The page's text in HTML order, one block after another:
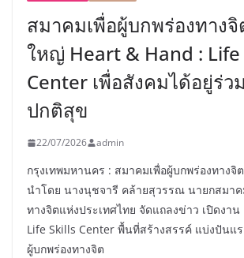
สมาคมเพื่อผู้บกพร่องทาง
ใหญ่ Heart & Hand : Life
Center เพื่อสังคมได้อยู่ร่ว
ปกติสุข
22/07/2026 admin
กรุงเทพมหานคร : สมาคมเพื่อผู้บกพร่องทางจิ
นำโดย นางนุชจารี คล้ายสุวรรณ นายกสมาค
ทางจิตแห่งประเทศไทย จัดแถลงข่าว เปิดงา
Life Skills Center พื้นที่สร้างสรรค์ แบ่งปันแ
ผู้บกพร่องทางจิต